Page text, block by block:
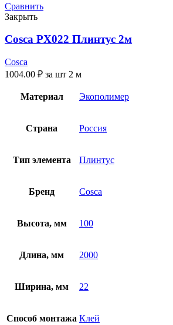
Сравнить
Закрыть
Cosca PX022 Плинтус 2м
Cosca
1004.00 ₽ за шт 2 м
Материал Экополимер
Страна Россия
Тип элемента Плинтус
Бренд Cosca
Высота, мм 100
Длина, мм 2000
Ширина, мм 22
Способ монтажа Клей